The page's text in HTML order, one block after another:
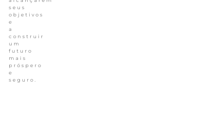
seus
objetivos
e
a
construir
um
futuro
mais
próspero
e
seguro.